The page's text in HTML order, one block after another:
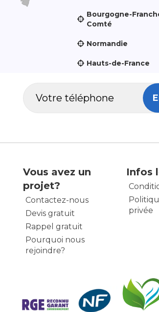
Bourgogne-
Comté
Normandie
Hauts-de-France
Vous avez un
projet?
Contactez-nous
Devis gratuit
Rappel gratuit
Pourquoi nous
rejoindre?
Infos
privée